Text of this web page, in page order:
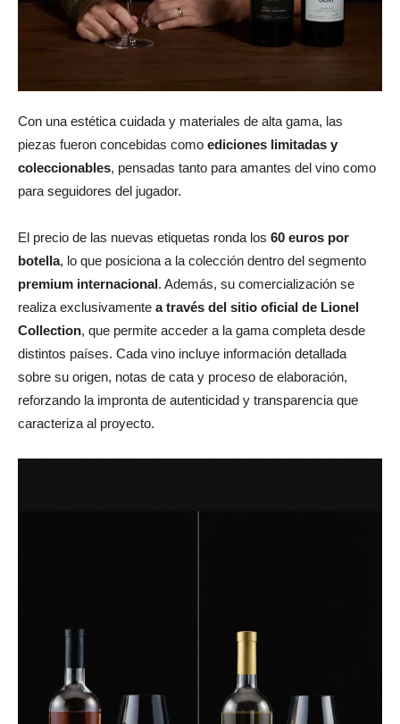
Con una estética cuidada y materiales de alta gama, las
piezas fueron concebidas como ediciones limitadas y
coleccionables, pensadas tanto para amantes del vino como
para seguidores del jugador.
El precio de las nuevas etiquetas ronda los 60 euros por
botella, lo que posiciona a la colección dentro del segmento
premium internacional. Además, su comercialización se
realiza exclusivamente a través del sitio oficial de Lionel
Collection, que permite acceder a la gama completa desde
distintos países. Cada vino incluye información detallada
sobre su origen, notas de cata y proceso de elaboración,
reforzando la impronta de autenticidad y transparencia que
caracteriza al proyecto.